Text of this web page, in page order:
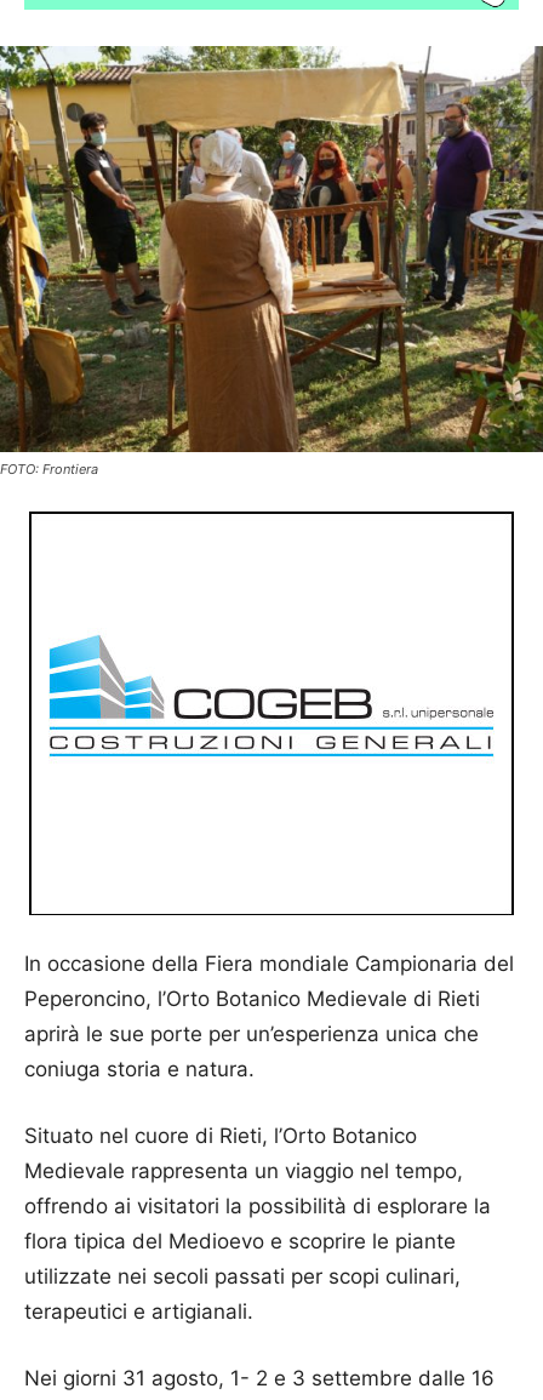
FOTO: Frontiera
In occasione della Fiera mondiale Campionaria del
Peperoncino, l’Orto Botanico Medievale di Rieti
aprirà le sue porte per un’esperienza unica che
coniuga storia e natura.
Situato nel cuore di Rieti, l’Orto Botanico
Medievale rappresenta un viaggio nel tempo,
offrendo ai visitatori la possibilità di esplorare la
flora tipica del Medioevo e scoprire le piante
utilizzate nei secoli passati per scopi culinari,
terapeutici e artigianali.
Nei giorni 31 agosto, 1- 2 e 3 settembre dalle 16